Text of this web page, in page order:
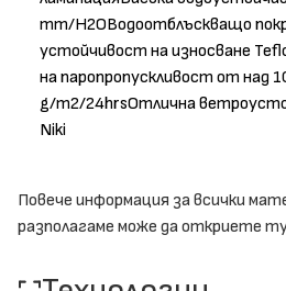
mm/H2OВодоотблъскващо
устойчивост на износване
на паропропускливост от над
g/m2/24hrsОтлична
Niki
Повече информация за всички
разполагаме може да откриете